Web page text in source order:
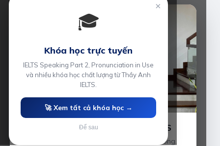
Luyện thi IELTS cùng Thầy Anh IELTS
Giáo viên hơn 10 năm kinh nghiệm tại Hải Phòng.
×
🎓
Khóa học trực tuyến
IELTS Speaking Part 2, Pronunciation in Use
và nhiều khóa học chất lượng từ Thầy Anh
IELTS.
🚀 Xem tất cả khóa học →
Để sau